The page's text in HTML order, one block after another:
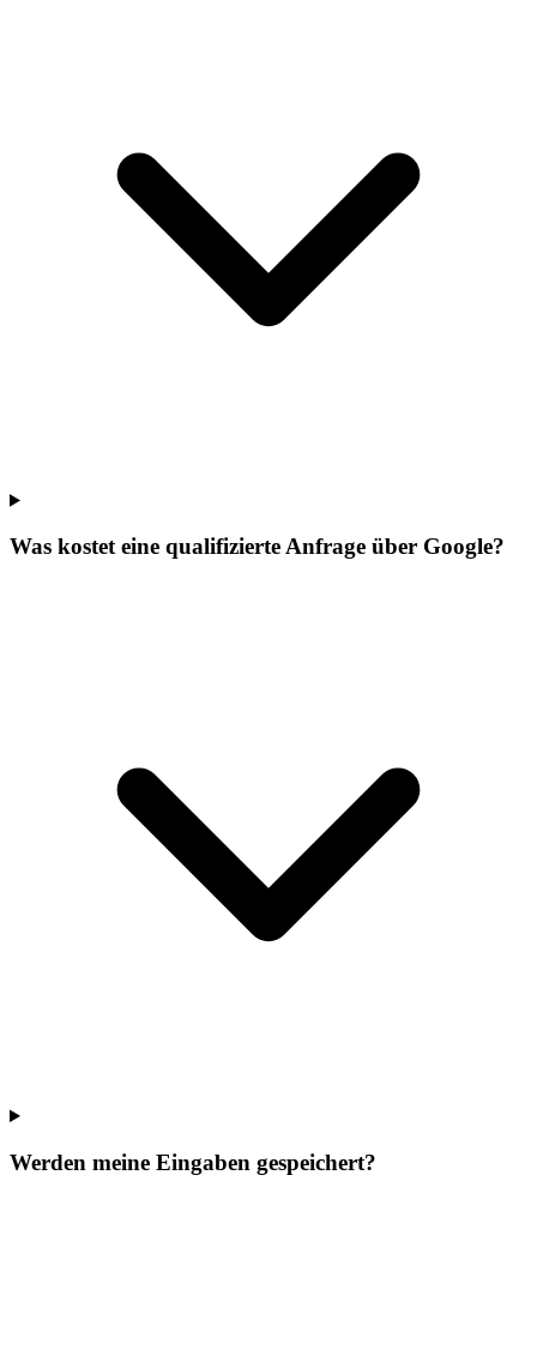
Was kostet eine qualifizierte Anfrage über Google?
Werden meine Eingaben gespeichert?